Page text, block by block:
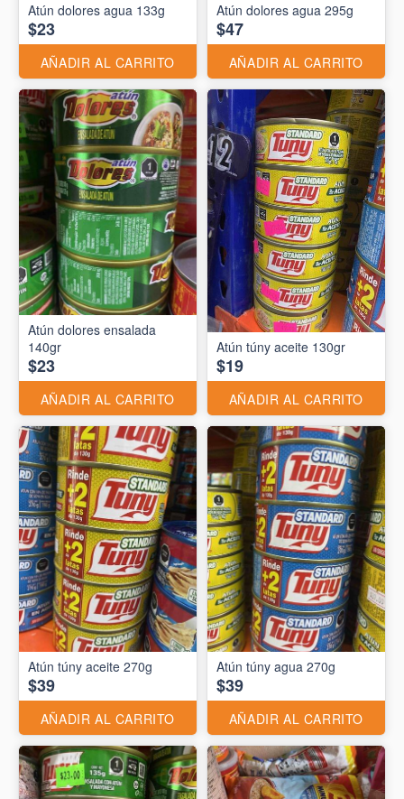
Atún dolores agua 133g
$23
AÑADIR AL CARRITO
Atún dolores agua 295g
$47
AÑADIR AL CARRITO
Atún dolores ensalada
140gr
$23
AÑADIR AL CARRITO
Atún túny aceite 130gr
$19
AÑADIR AL CARRITO
Atún túny aceite 270g
$39
AÑADIR AL CARRITO
Atún túny agua 270g
$39
AÑADIR AL CARRITO